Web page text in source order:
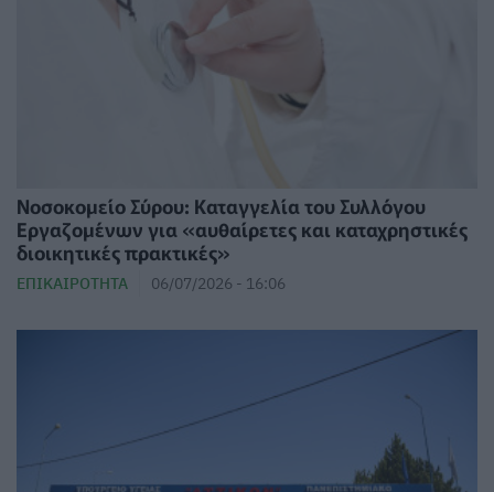
Νοσοκομείο Σύρου: Καταγγελία του Συλλόγου
Εργαζομένων για «αυθαίρετες και καταχρηστικές
διοικητικές πρακτικές»
ΕΠΙΚΑΙΡΌΤΗΤΑ 06/07/2026 - 16:06